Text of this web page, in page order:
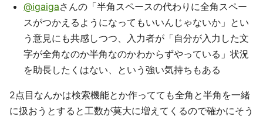
@igaigaさんの「半角スペースの代わりに全角スペー
スがつかえるようになってもいいんじゃないか」とい
う意見にも共感しつつ、入力者が「自分が入力した文
字が全角なのか半角なのかわからずやっている」状況
を助長したくはない、という強い気持ちもある
2点目なんかは検索機能とか作ってても全角と半角を一緒
に扱おうとすると工数が莫大に増えてくるので確かにそう